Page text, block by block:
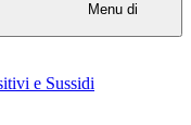
Menu di
e Sussidi